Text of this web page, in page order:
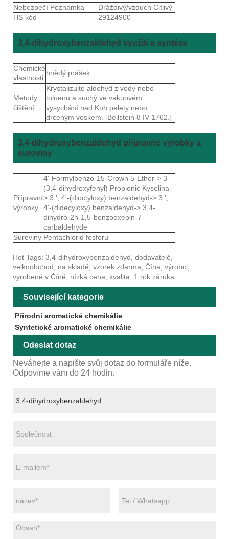
Nebezpečí Poznámka
Dráždivý/vzduch Citlivý
HS kód
29124900
3,4-dihydroxybenzaldehyd využití a syntéza
Chemické
vlastnosti
hnědý prášek
Metody
čištění
Krystalizujte aldehyd z vody nebo
toluenu a suchý ve vakuovém
vysychání nad Koh pelety nebo
drceným voskem. [Beilstein 8 IV 1762.]
3,4-dihydroxybenzaldehyd přípravné výrobky a
suroviny
Přípravní
výrobky
4'-Formylbenzo-15-Crown 5-Ether-> 3-
(3,4-dihydroxyfenyl) Propionic Kyselina-
> 3 ', 4'-(dioctyloxy) benzaldehyd-> 3 ',
4'-(didecyloxy) benzaldehyd-> 3,4-
dihydro-2h-1,5-benzooxepin-7-
carbaldehyde
Suroviny Pentachlorid fosforu
Hot Tags: 3,4-dihydroxybenzaldehyd, dodavatelé,
velkoobchod, na skladě, vzorek zdarma, Čína, výrobci,
vyrobené v Číně, nízká cena, kvalita, 1 rok záruka
Související kategorie
Přírodní aromatické chemikálie
Syntetické aromatické chemikálie
Odeslat dotaz
Neváhejte a napište svůj dotaz do formuláře níže.
Odpovíme vám do 24 hodin.